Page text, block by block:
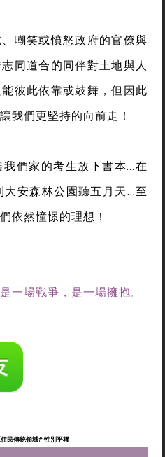
嘲笑或憤怒政府的官僚與
同道合的同伴對土地與人
彼此依靠或鼓舞，但因此
我們更堅持的向前走！
們家的考生放下書本…在
安森林公園聽五月天…至
依然憧憬的理想！
一場戰爭，是一場擁抱。
民傳統領域# 性別平權